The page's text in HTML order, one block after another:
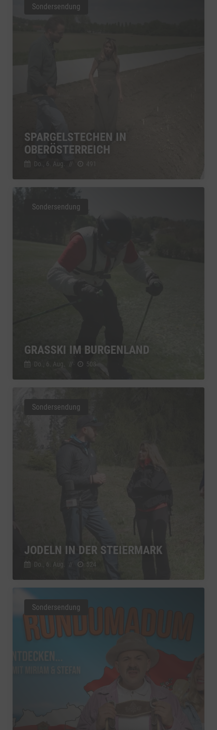
SPARGELSTECHEN IN
OBERÖSTERREICH
Do., 6. Aug. // 491
Sondersendung
GRASSKI IM BURGENLAND
Do., 6. Aug. // 508
Sondersendung
JODELN IN DER STEIERMARK
Do., 6. Aug. // 524
Sondersendung
Sondersendung